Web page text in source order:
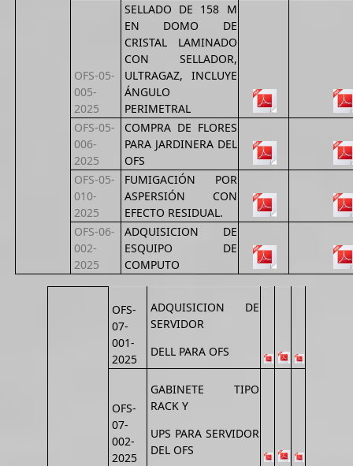
OFS-05-
005-
2025
SELLADO DE 158 M
EN DOMO DE
CRISTAL LAMINADO
CON SELLADOR,
ULTRAGAZ, INCLUYE
ÁNGULO
PERIMETRAL
OFS-05-
006-
2025
COMPRA DE FLORES
PARA JARDINERA DEL
OFS
OFS-05-
010-
2025
FUMIGACIÓN POR
ASPERSIÓN CON
EFECTO RESIDUAL.
OFS-06-
002-
2025
ADQUISICION DE
ESQUIPO DE
COMPUTO
OFS-
07-
001-
2025
ADQUISICION DE
SERVIDOR
DELL PARA OFS
OFS-
07-
002-
2025
GABINETE TIPO
RACK Y
UPS PARA SERVIDOR
DEL OFS